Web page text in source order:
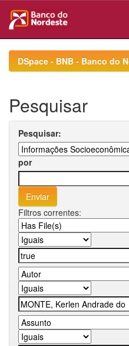
navigationDSpace - BNB - Banco do
Pesquisar
Pesquisar:
por
Filtros correntes: